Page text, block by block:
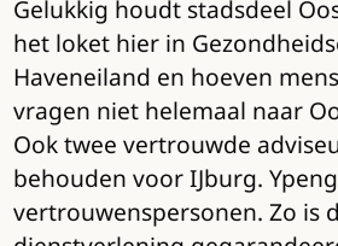
Gelukkig houdt stadsdeel
het loket hier in
Haveneiland en hoeven
vragen niet helemaal naar
Ook twee vertrouwde
behouden voor IJburg.
vertrouwenspersonen. Zo is